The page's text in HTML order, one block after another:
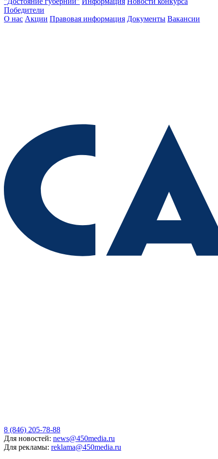
Победители
О нас Акции Правовая информация Документы Вакансии
8 (846) 205-78-88
Для новостей: news@450media.ru
Для рекламы: reklama@450media.ru